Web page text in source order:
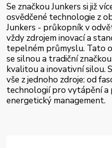
Se značkou Junkers si již
osvědčené technologie z
Junkers - průkopník v
vždy zdrojem inovací a
tepelném průmyslu. Tato
se silnou a tradiční
kvalitou a inovativní silou.
vše z jednoho zdroje: od
technologií pro vytápění
energetický management.